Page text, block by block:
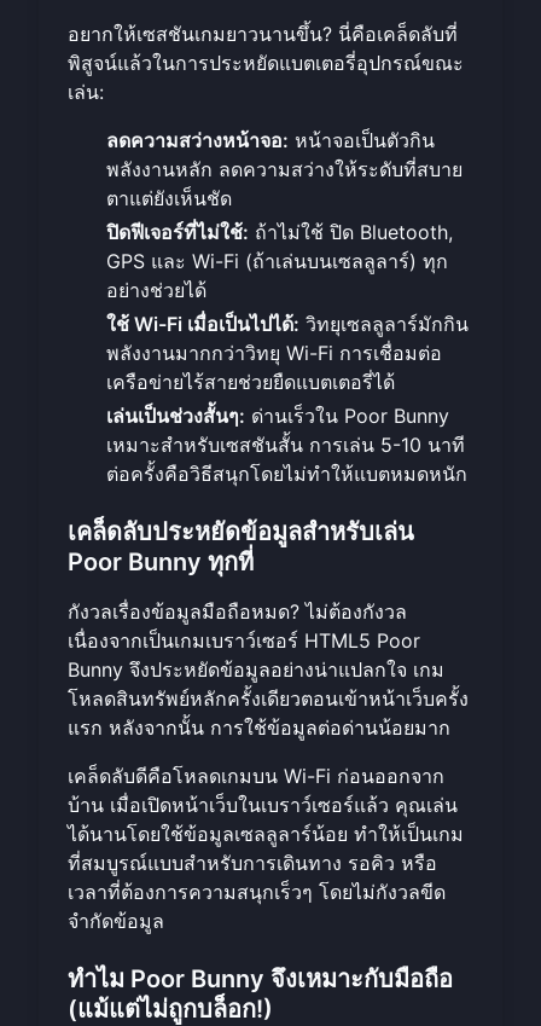
อยากให้เซสชันเกมยาวนานขึ้น? นี่คือเคล็ดลับที่
พิสูจน์แล้วในการประหยัดแบตเตอรี่อุปกรณ์ขณะ
เล่น:
ลดความสว่างหน้าจอ: หน้าจอเป็นตัวกิน
พลังงานหลัก ลดความสว่างให้ระดับที่สบาย
ตาแต่ยังเห็นชัด
ปิดฟีเจอร์ที่ไม่ใช้: ถ้าไม่ใช้ ปิด Bluetooth,
GPS และ Wi-Fi (ถ้าเล่นบนเซลลูลาร์) ทุก
อย่างช่วยได้
ใช้ Wi-Fi เมื่อเป็นไปได้: วิทยุเซลลูลาร์มักกิน
พลังงานมากกว่าวิทยุ Wi-Fi การเชื่อมต่อ
เครือข่ายไร้สายช่วยยืดแบตเตอรี่ได้
เล่นเป็นช่วงสั้นๆ: ด่านเร็วใน Poor Bunny
เหมาะสำหรับเซสชันสั้น การเล่น 5-10 นาที
ต่อครั้งคือวิธีสนุกโดยไม่ทำให้แบตหมดหนัก
เคล็ดลับประหยัดข้อมูลสำหรับเล่น
Poor Bunny ทุกที่
กังวลเรื่องข้อมูลมือถือหมด? ไม่ต้องกังวล
เนื่องจากเป็นเกมเบราว์เซอร์ HTML5 Poor
Bunny จึงประหยัดข้อมูลอย่างน่าแปลกใจ เกม
โหลดสินทรัพย์หลักครั้งเดียวตอนเข้าหน้าเว็บครั้ง
แรก หลังจากนั้น การใช้ข้อมูลต่อด่านน้อยมาก
เคล็ดลับดีคือโหลดเกมบน Wi-Fi ก่อนออกจาก
บ้าน เมื่อเปิดหน้าเว็บในเบราว์เซอร์แล้ว คุณเล่น
ได้นานโดยใช้ข้อมูลเซลลูลาร์น้อย ทำให้เป็นเกม
ที่สมบูรณ์แบบสำหรับการเดินทาง รอคิว หรือ
เวลาที่ต้องการความสนุกเร็วๆ โดยไม่กังวลขีด
จำกัดข้อมูล
ทำไม Poor Bunny จึงเหมาะกับมือถือ
(แม้แต่ไม่ถูกบล็อก!)